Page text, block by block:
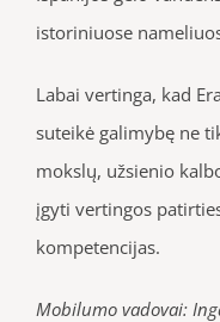
istoriniuose
Labai vertinga, kad
suteikė galimybę ne
mokslų, užsienio
įgyti vertingos
kompetencijas.
Mobilumo vadovai: